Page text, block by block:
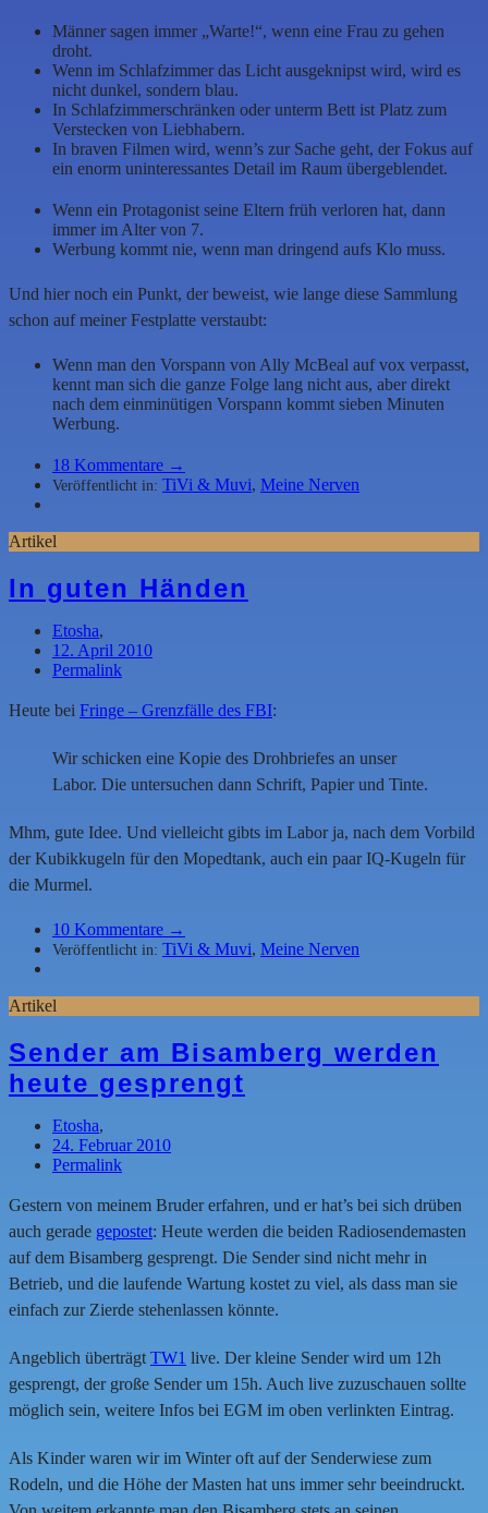
Männer sagen immer „Warte!“, wenn eine Frau zu gehen
droht.
Wenn im Schlafzimmer das Licht ausgeknipst wird, wird es
nicht dunkel, sondern blau.
In Schlafzimmerschränken oder unterm Bett ist Platz zum
Verstecken von Liebhabern.
In braven Filmen wird, wenn’s zur Sache geht, der Fokus auf
ein enorm uninteressantes Detail im Raum übergeblendet.
Wenn ein Protagonist seine Eltern früh verloren hat, dann
immer im Alter von 7.
Werbung kommt nie, wenn man dringend aufs Klo muss.
Und hier noch ein Punkt, der beweist, wie lange diese Sammlung
schon auf meiner Festplatte verstaubt:
Wenn man den Vorspann von Ally McBeal auf vox verpasst,
kennt man sich die ganze Folge lang nicht aus, aber direkt
nach dem einminütigen Vorspann kommt sieben Minuten
Werbung.
18 Kommentare →
Veröffentlicht in: TiVi & Muvi, Meine Nerven
Artikel
In guten Händen
Etosha,
12. April 2010
Permalink
Heute bei Fringe – Grenzfälle des FBI:
Wir schicken eine Kopie des Drohbriefes an unser
Labor. Die untersuchen dann Schrift, Papier und Tinte.
Mhm, gute Idee. Und vielleicht gibts im Labor ja, nach dem Vorbild
der Kubikkugeln für den Mopedtank, auch ein paar IQ-Kugeln für
die Murmel.
10 Kommentare →
Veröffentlicht in: TiVi & Muvi, Meine Nerven
Artikel
Sender am Bisamberg werden
heute gesprengt
Etosha,
24. Februar 2010
Permalink
Gestern von meinem Bruder erfahren, und er hat’s bei sich drüben
auch gerade gepostet: Heute werden die beiden Radiosendemasten
auf dem Bisamberg gesprengt. Die Sender sind nicht mehr in
Betrieb, und die laufende Wartung kostet zu viel, als dass man sie
einfach zur Zierde stehenlassen könnte.
Angeblich überträgt TW1 live. Der kleine Sender wird um 12h
gesprengt, der große Sender um 15h. Auch live zuzuschauen sollte
möglich sein, weitere Infos bei EGM im oben verlinkten Eintrag.
Als Kinder waren wir im Winter oft auf der Senderwiese zum
Rodeln, und die Höhe der Masten hat uns immer sehr beeindruckt.